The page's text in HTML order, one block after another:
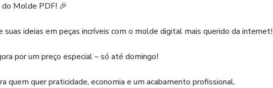
do Molde PDF! 🎉
suas ideias em peças incríveis com o molde digital mais querido da internet!
por um preço especial – só até domingo!
quem quer praticidade, economia e um acabamento profissional.